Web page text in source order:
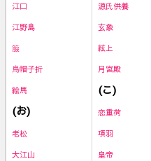
江口
江野島
箙
烏帽子折
絵馬
(お)
老松
大江山
源氏供養
玄象
絃上
月宮殿
(こ)
恋重荷
項羽
皇帝